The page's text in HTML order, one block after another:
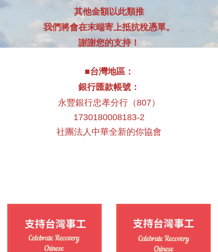
其他金額以此類推
我們將會在末端寄上抵抗稅憑單。
謝謝您的支持！
■台灣地區：
銀行匯款帳號：
永豐銀行忠孝分行（807）
1730180008183-2
社團法人中華全新的你協會